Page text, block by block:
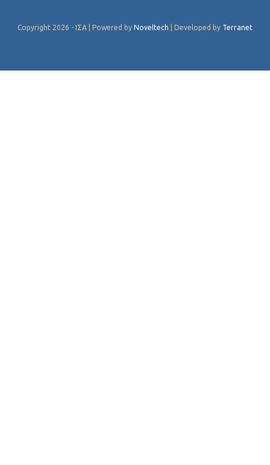
Copyright 2026 - ΙΣΑ | Powered by Noveltech | Developed by Terranet